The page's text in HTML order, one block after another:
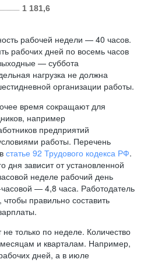
1 181,6
рабочей недели — 40 часов.
рабочих дней по восемь часов
— суббота
нагрузка не должна
организации работы.
время сокращают для
например
предприятий
работы. Перечень
статье 92 Трудового кодекса РФ.
дня зависит от установленной
неделе рабочий день
—4,8 часа. Работодатель
правильно составить
только по неделе. Количество
и кварталам. Например,
дней, а в июле